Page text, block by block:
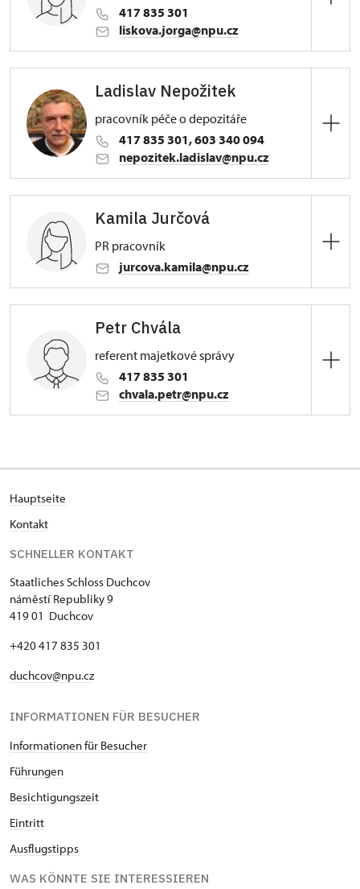
417 835 301
liskova.jorga@npu.cz
nám. Republiky 202/9, Duchcov
Ladislav Nepožitek
pracovník péče o depozitáře
417 835 301, 603 340 094
nepozitek.ladislav@npu.cz
nám. Republiky 202/9, Duchcov
Kamila Jurčová
PR pracovník
jurcova.kamila@npu.cz
nám. Republiky 202/9, Duchcov
Petr Chvála
referent majetkové správy
417 835 301
chvala.petr@npu.cz
Hauptseite
Kontakt
SCHNELLER KONTAKT
Staatliches Schloss Duchcov
náměstí Republiky 9
419 01 Duchcov
+420 417 835 301
duchcov@npu.cz
INFORMATIONEN FÜR BESUCHER
Informationen für Besucher
Führungen
Besichtigungszeit
Eintritt
Ausflugstipps
WAS KÖNNTE SIE INTERESSIEREN